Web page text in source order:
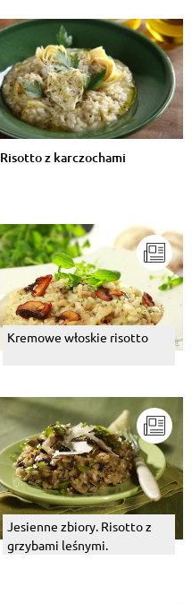
Risotto z karczochami
Kremowe włoskie risotto
Jesienne zbiory. Risotto z
grzybami leśnymi.